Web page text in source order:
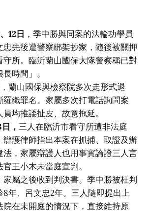
12日 ，季中勝與同案的法輪功學員
忠先後遭警察綁架抄家，隨後被關押
守所。臨沂蘭山國保大隊警察稱已對
時間」。
，蘭山國保與檢察院多次走形式退
羅織罪名。家屬多次打電話詢問案
均推諉扯皮、故意拖延。
， 三人在臨沂市看守所遭非法庭
辯護律師指出本案在抓捕、取證及辦
法，家屬辯護人也用事實論證三人言
王小木未當庭宣判。
家屬之後收到判決書。季中勝被枉判
8年、呂文忠2年。三人隨即提出上
院在未開庭的情況下，直接維持原